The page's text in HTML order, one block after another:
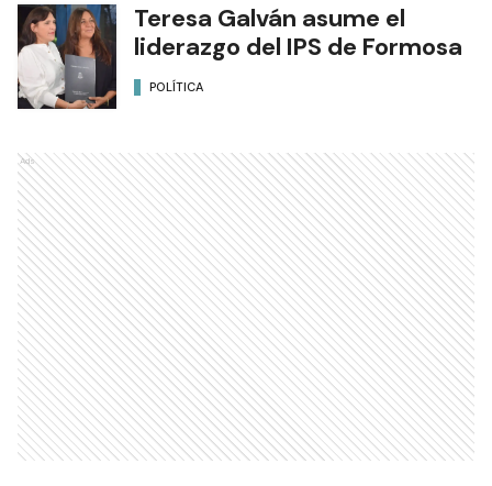
Teresa Galván asume el
liderazgo del IPS de Formosa
POLÍTICA
Ads